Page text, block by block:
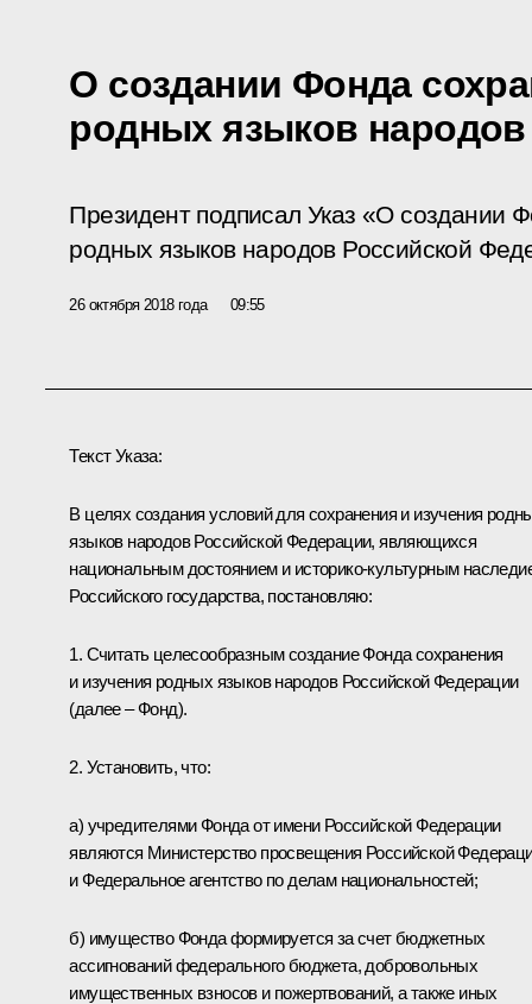
О создании Фонда
родных языков
Президент подписал Указ «О создании
родных языков народов Российской
26 октября 2018 года 09:55
Текст Указа:
В целях создания условий для сохранения и изучения
языков народов Российской Федерации, являющихся
национальным достоянием и историко-культурным
Российского государства, постановляю:
1. Считать целесообразным создание Фонда сохранения
и изучения родных языков народов Российской Федерации
(далее – Фонд).
2. Установить, что:
а) учредителями Фонда от имени Российской Федерации
являются Министерство просвещения Российской
и Федеральное агентство по делам национальностей;
б) имущество Фонда формируется за счет бюджетных
ассигнований федерального бюджета, добровольных
имущественных взносов и пожертвований, а также иных